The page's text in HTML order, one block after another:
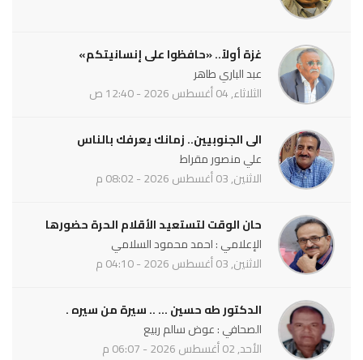
غزة أولاً.. «حافظوا على إنسانيتكم»
عبد الباري طاهر
الثلاثاء, 04 أغسطس 2026 - 12:40 ص
الى الجنوبيين.. زمانك يعرفك بالناس
علي منصور مقراط
الاثنين, 03 أغسطس 2026 - 08:02 م
حان الوقت لتستعيد الأقلام الحرة حضورها
الإعلامي : احمد محمود السلامي
الاثنين, 03 أغسطس 2026 - 04:10 م
الدكتور طه حسين ... .. سيرة من سيره .
الصحافي : عوض سالم ربيع
الأحد, 02 أغسطس 2026 - 06:07 م